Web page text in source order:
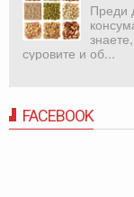
Преди
суровите и об...
FACEBOOK